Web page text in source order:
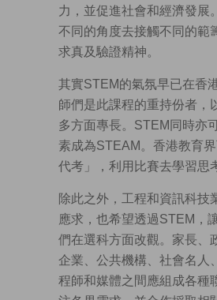
力，並促進社會和經濟發展
不同的角度去接觸不同的範
求真及驗證精神。
其實STEM的氣氛早已在香
師們是此課程的重持份者，
多方面專長。STEM同時亦
素成為STEAM。香港教育
代考」，利用比賽去學習思
除此之外，工程和資訊科技
應求，也希望透過STEM，
們在選科方面改觀。家長、
企業、公共機構、社會名人
程師和媒體之間應組成各種